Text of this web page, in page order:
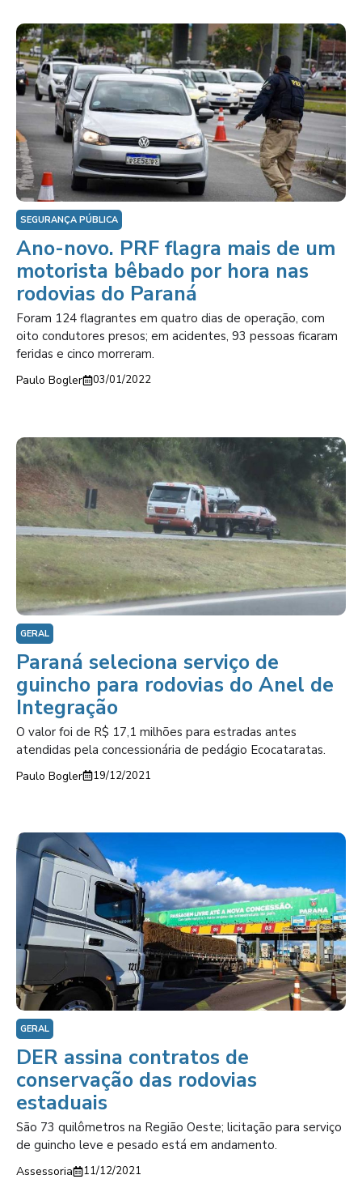
SEGURANÇA PÚBLICA
Ano-novo. PRF flagra mais de um
motorista bêbado por hora nas
rodovias do Paraná
Foram 124 flagrantes em quatro dias de operação, com
oito condutores presos; em acidentes, 93 pessoas ficaram
feridas e cinco morreram.
Paulo Bogler 03/01/2022
GERAL
Paraná seleciona serviço de
guincho para rodovias do Anel de
Integração
O valor foi de R$ 17,1 milhões para estradas antes
atendidas pela concessionária de pedágio Ecocataratas.
Paulo Bogler 19/12/2021
GERAL
DER assina contratos de
conservação das rodovias
estaduais
São 73 quilômetros na Região Oeste; licitação para serviço
de guincho leve e pesado está em andamento.
Assessoria 11/12/2021